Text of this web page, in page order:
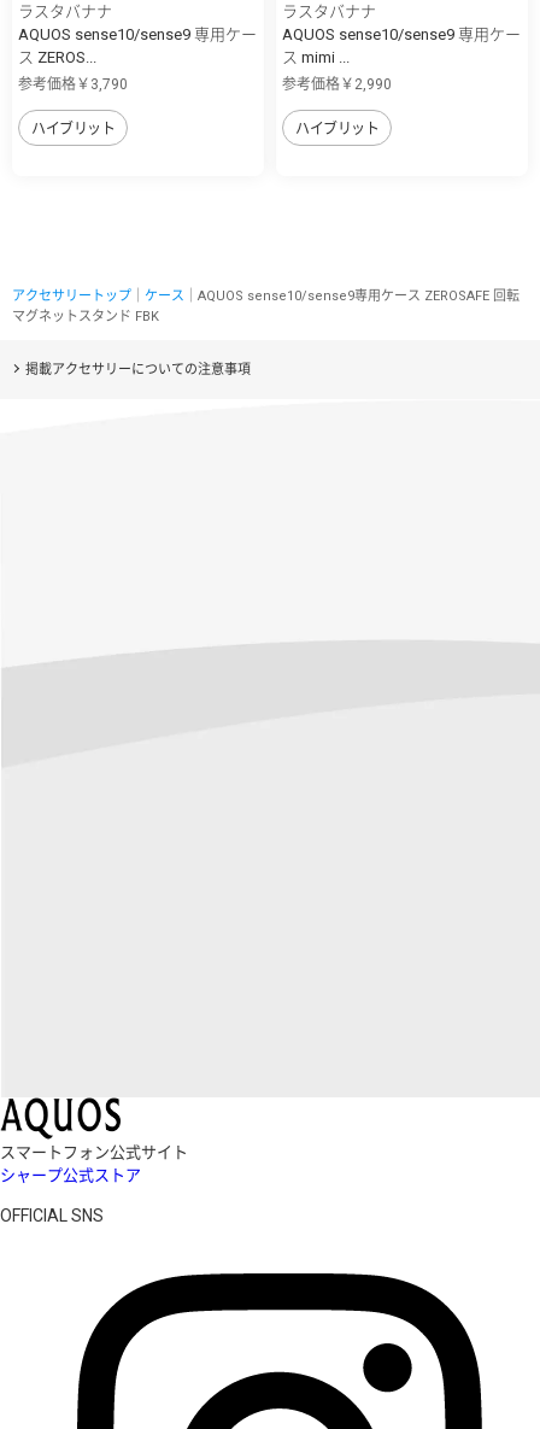
ラスタバナナ
AQUOS sense10/sense9 専用ケー
ス ZEROS...
参考価格￥3,790
ハイブリット
ラスタバナナ
AQUOS sense10/sense9 専用ケー
ス mimi ...
参考価格￥2,990
ハイブリット
アクセサリートップ ケース ｜AQUOS sense10/sense9専用ケース ZEROSAFE 回転
マグネットスタンド FBK
掲載アクセサリーについての注意事項
スマートフォン公式サイト
シャープ公式ストア
OFFICIAL SNS